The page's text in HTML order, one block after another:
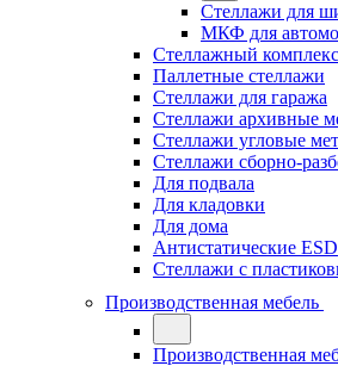
Стеллажи для
МКФ для
Стеллажный комплекс
Паллетные стеллажи
Стеллажи для гаража
Стеллажи архивные
Стеллажи угловые
Стеллажи сборно-
Для подвала
Для кладовки
Для дома
Антистатические ESD
Стеллажи с
Производственная мебель
Производственная